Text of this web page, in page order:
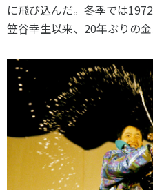
に飛び込んだ。冬季では1972
笠谷幸生以来、 20年ぶりの金